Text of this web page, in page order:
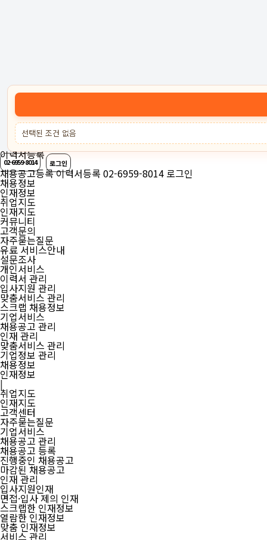
채용공고등록
이력서등록
02-6959-8014 로그인
채용공고등록이력서등록 02-6959-8014 로그인
채용정보
인재정보
취업지도
인재지도
커뮤니티
고객문의
자주묻는질문
유료 서비스안내
설문조사
개인서비스
이력서 관리
입사지원 관리
맞춤서비스 관리
스크랩 채용정보
기업서비스
채용공고 관리
인재 관리
맞춤서비스 관리
기업정보 관리
채용정보
인재정보
|
취업지도
인재지도
고객센터
자주묻는질문
기업서비스
채용공고 관리
채용공고 등록
진행중인 채용공고
마감된 채용공고
인재 관리
입사지원인재
면접·입사 제의 인재
스크랩한 인재정보
열람한 인재정보
맞춤 인재정보
서비스 관리
선택된 조건 없음